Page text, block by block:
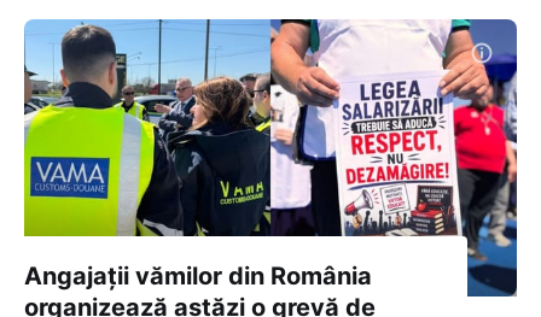
Angajații vămilor din România
organizează astăzi o grevă de